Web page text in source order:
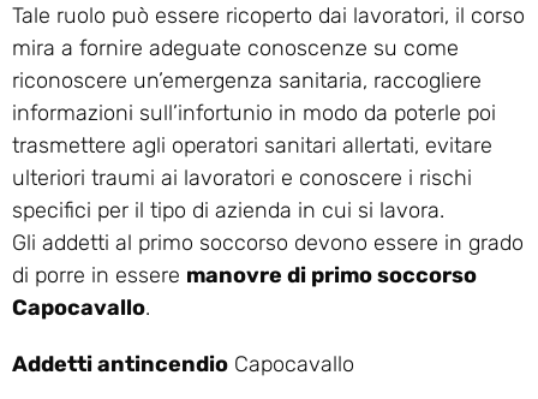
Tale ruolo può essere ricoperto dai lavoratori, il corso
mira a fornire adeguate conoscenze su come
riconoscere un’emergenza sanitaria, raccogliere
informazioni sull’infortunio in modo da poterle poi
trasmettere agli operatori sanitari allertati, evitare
ulteriori traumi ai lavoratori e conoscere i rischi
specifici per il tipo di azienda in cui si lavora.
Gli addetti al primo soccorso devono essere in grado
di porre in essere manovre di primo soccorso
Capocavallo.
Addetti antincendio Capocavallo